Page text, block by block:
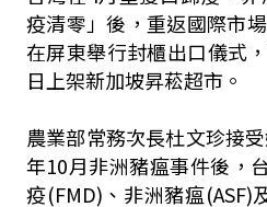
疫清零」後，重返國際市
在屏東舉行封櫃出口儀式
日上架新加坡昇菘超市。
農業部常務次長杜文珍接
年10月非洲豬瘟事件後，
疫(FMD)、非洲豬瘟(ASF)